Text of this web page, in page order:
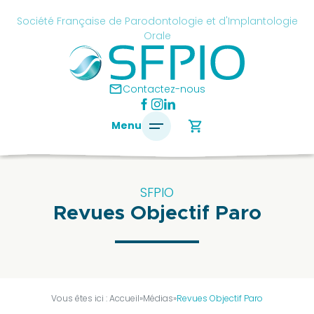
mailContactez-nous
Société Française de Parodontologie et d'Implantologie
Orale
Menu shopping_cart
SFPIO
Revues Objectif Paro
Vous êtes ici :Accueil»Médias»Revues Objectif Paro
président